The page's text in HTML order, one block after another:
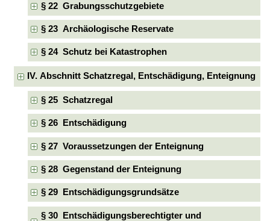
§ 22 Grabungsschutzgebiete
§ 23 Archäologische Reservate
§ 24 Schutz bei Katastrophen
IV. Abschnitt Schatzregal, Entschädigung, Enteignung
§ 25 Schatzregal
§ 26 Entschädigung
§ 27 Voraussetzungen der Enteignung
§ 28 Gegenstand der Enteignung
§ 29 Entschädigungsgrundsätze
§ 30 Entschädigungsberechtigter und